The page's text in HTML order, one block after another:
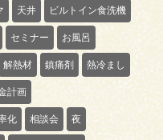
天井 ビルトイン食洗機
セミナー お風呂
解熱材 鎮痛剤 熱冷まし
計画
化 相談会 夜